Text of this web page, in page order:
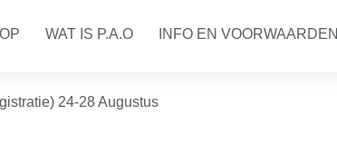
WAT IS P.A.O INFO EN VOORWAARDEN
24-28 Augustus